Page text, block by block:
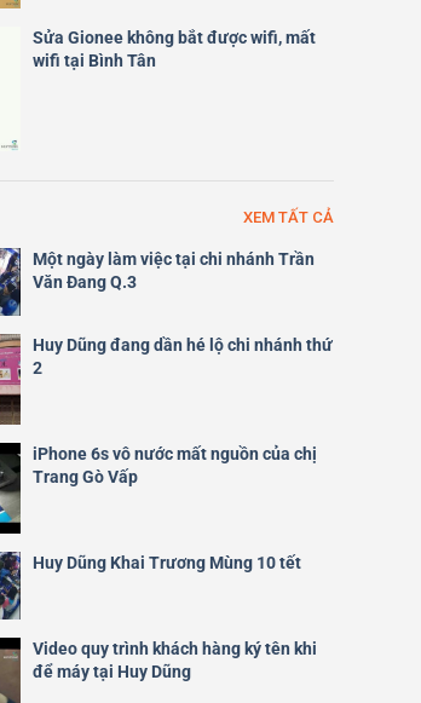
Sửa Gionee không bắt được wifi, mất
wifi tại Bình Tân
XEM TẤT CẢ
Một ngày làm việc tại chi nhánh Trần
Văn Đang Q.3
Huy Dũng đang dần hé lộ chi nhánh thứ
2
iPhone 6s vô nước mất nguồn của chị
Trang Gò Vấp
Huy Dũng Khai Trương Mùng 10 tết
Video quy trình khách hàng ký tên khi
để máy tại Huy Dũng